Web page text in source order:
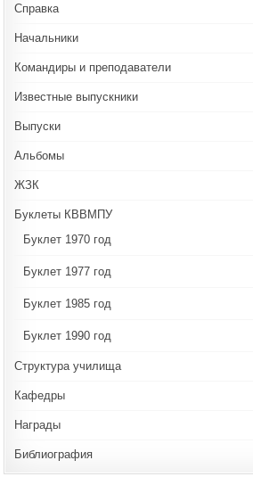
Справка
Начальники
Командиры и преподаватели
Известные выпускники
Выпуски
Альбомы
ЖЗК
Буклеты КВВМПУ
Буклет 1970 год
Буклет 1977 год
Буклет 1985 год
Буклет 1990 год
Структура училища
Кафедры
Награды
Библиография